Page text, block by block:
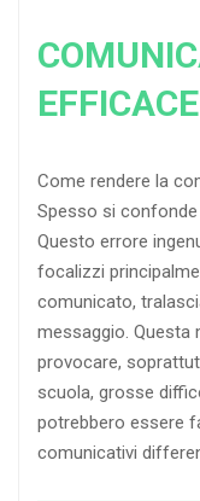
Come rendere la
Spesso si
Questo errore
focalizzi
comunicato,
messaggio. Questa
provocare,
scuola, grosse
potrebbero essere
comunicativi